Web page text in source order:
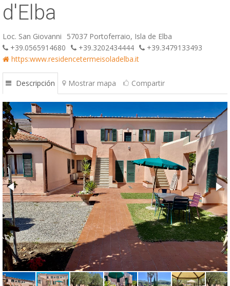
d'Elba
Loc. San Giovanni
57037 Portoferraio, Isla de Elba
+39.0565914680
+39.3202434444
+39.3479133493
https:www.residencetermeisoladelba.it
Descripción Mostrar mapa Compartir